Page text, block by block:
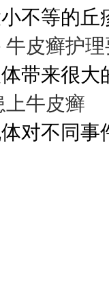
不等的丘
皮癣护
来很大
上牛皮癣
不同事